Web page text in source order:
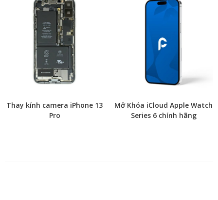
Thay kính camera iPhone 13
Pro
Mở Khóa iCloud Apple Watch
Series 6 chính hãng